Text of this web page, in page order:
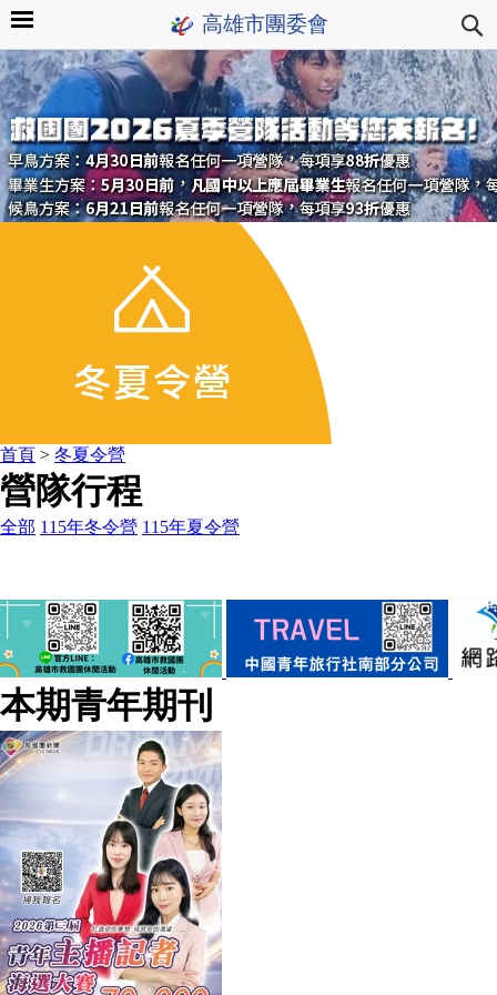
高雄市團委會
首頁 > 冬夏令營
營隊行程
全部 115年冬令營 115年夏令營
本期青年期刊